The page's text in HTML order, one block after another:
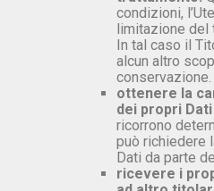
condizioni,
limitazione del
In tal caso il
alcun altro
conservazione.
ottenere la
dei propri
ricorrono
può richiedere
Dati da parte
ricevere i